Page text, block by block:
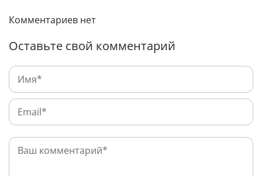
Комментариев нет
Оставьте свой комментарий